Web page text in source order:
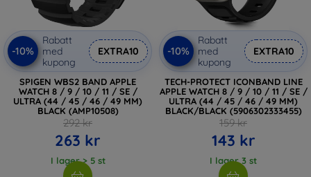
-10%
Rabatt
med
kupong
EXTRA10
SPIGEN WBS2 BAND APPLE
WATCH 8 / 9 / 10 / 11 / SE /
ULTRA (44 / 45 / 46 / 49 MM)
BLACK (AMP10508)
292 kr
263 kr
I lager > 5 st
-10%
Rabatt
med
kupong
EXTRA10
TECH-PROTECT ICONBAND LINE
APPLE WATCH 8 / 9 / 10 / 11 / SE /
ULTRA (44 / 45 / 46 / 49 MM)
BLACK/BLACK (5906302333455)
159 kr
143 kr
I lager 3 st